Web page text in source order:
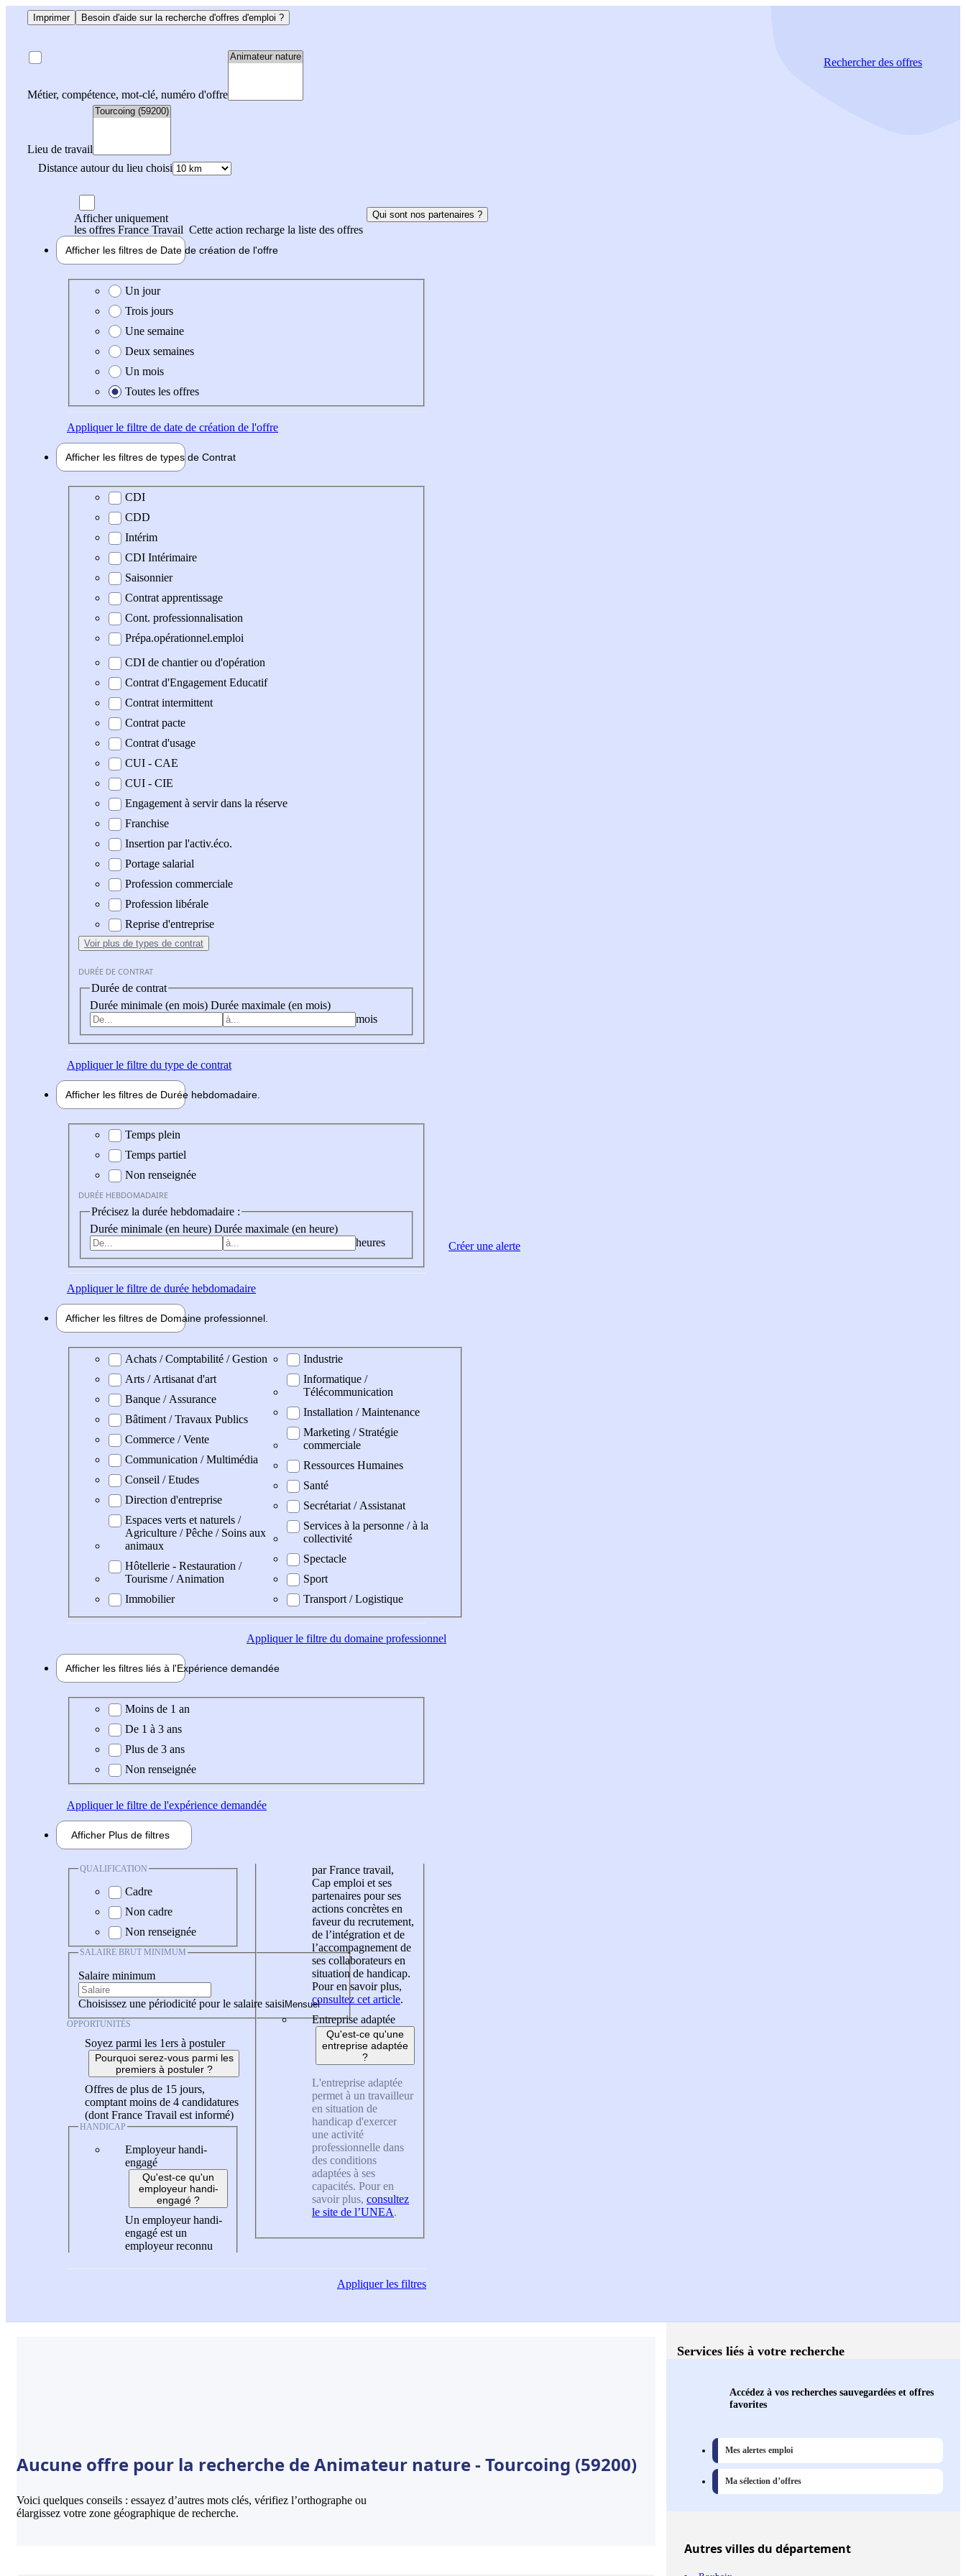
Imprimer Besoin d'aide sur la recherche d'offres d'emploi ?
Métier, compétence, mot-clé, numéro d'offre
Lieu de travail
Distance autour du lieu choisi
Rechercherdes offres
Afficher uniquement
les offres France Travail Cette action recharge la liste des offres
Qui sont nos partenaires ?
Afficher les filtres de Date de création de l'offre
Date de création de l'offre
Un jour
Trois jours
Une semaine
Deux semaines
Un mois
Toutes les offres
Appliquerle filtre de date de création de l'offre
Afficher les filtres de types de Contrat
Type de contrat
CDI
CDD
Intérim
CDI Intérimaire
Saisonnier
Contrat apprentissage
Cont. professionnalisation
Prépa.opérationnel.emploi
CDI de chantier ou d'opération
Contrat d'Engagement Educatif
Contrat intermittent
Contrat pacte
Contrat d'usage
CUI - CAE
CUI - CIE
Engagement à servir dans la réserve
Franchise
Insertion par l'activ.éco.
Portage salarial
Profession commerciale
Profession libérale
Reprise d'entreprise
Voir plus de types de contrat
DURÉE DE CONTRAT
Durée de contrat
Durée minimale (en mois) Durée maximale (en mois)
mois
Appliquerle filtre du type de contrat
Afficher les filtres de Durée hebdomadaire
Durée hebdomadaire
Temps plein
Temps partiel
Non renseignée
DURÉE HEBDOMADAIRE
Précisez la durée hebdomadaire :
Durée minimale (en heure) Durée maximale (en heure)
heures
Appliquerle filtre de durée hebdomadaire
Afficher les filtres de Domaine professionnel
Domaine professionel
Achats / Comptabilité / Gestion
Arts / Artisanat d'art
Banque / Assurance
Bâtiment / Travaux Publics
Commerce / Vente
Communication / Multimédia
Conseil / Etudes
Direction d'entreprise
Espaces verts et naturels /
Agriculture / Pêche / Soins aux
animaux
Hôtellerie - Restauration /
Tourisme / Animation
Immobilier
Industrie
Informatique /
Télécommunication
Installation / Maintenance
Marketing / Stratégie
commerciale
Ressources Humaines
Santé
Secrétariat / Assistanat
Services à la personne / à la
collectivité
Spectacle
Sport
Transport / Logistique
Appliquerle filtre du domaine professionnel
Afficher les filtres liés à l'Expérience demandée
Expérience demandée
Moins de 1 an
De 1 à 3 ans
Plus de 3 ans
Non renseignée
Appliquerle filtre de l'expérience demandée
Afficher Plus de filtres
QUALIFICATION
Cadre
Non cadre
Non renseignée
SALAIRE BRUT MINIMUM
Salaire minimum
Choisissez une périodicité pour le salaire saisi
OPPORTUNITÉS
Soyez parmi les 1ers à postuler
Pourquoi serez-vous parmi les
premiers à postuler ?
Offres de plus de 15 jours,
comptant moins de 4 candidatures
(dont France Travail est informé)
HANDICAP
Employeur handi-
engagé
Qu'est-ce qu'un
employeur handi-
engagé ?
Un employeur handi-
engagé est un
employeur reconnu
par France travail,
Cap emploi et ses
partenaires pour ses
actions concrètes en
faveur du recrutement,
de l’intégration et de
l’accompagnement de
ses collaborateurs en
situation de handicap.
Pour en savoir plus,
consultez cet article.
Entreprise adaptée
Qu'est-ce qu'une
entreprise adaptée
?
L'entreprise adaptée
permet à un travailleur
en situation de
handicap d'exercer
une activité
professionnelle dans
des conditions
adaptées à ses
capacités. Pour en
savoir plus, consultez
le site de l’UNEA.
Appliquerles filtres
Créer une alerte
Aucune offre pour la recherche de Animateur nature - Tourcoing (59200)
Voici quelques conseils : essayez d’autres mots clés, vérifiez l’orthographe ou
élargissez votre zone géographique de recherche.
Services liés à votre recherche
Accédez à vos recherches sauvegardées et offres
favorites
Mes alertes emploi
Ma sélection d’offres
Autresvillesdu département